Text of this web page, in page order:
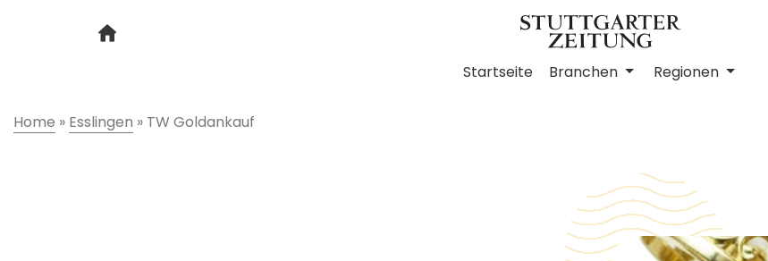
Startseite Branchen Regionen
Home » Esslingen » TW Goldankauf